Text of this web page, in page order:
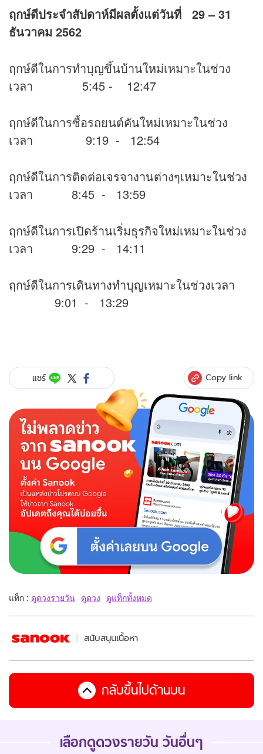
ฤกษ์ดีประจำสัปดาห์มีผลตั้งแต่วันที่ 29 – 31
ธันวาคม 2562
ฤกษ์ดีในการทำบุญขึ้นบ้านใหม่เหมาะในช่วง
เวลา 5:45 - 12:47
ฤกษ์ดีในการซื้อรถยนต์คันใหม่เหมาะในช่วง
เวลา 9:19 - 12:54
ฤกษ์ดีในการติดต่อเจรจางานต่างๆเหมาะในช่วง
เวลา 8:45 - 13:59
ฤกษ์ดีในการเปิดร้านเริ่มธุรกิจใหม่เหมาะในช่วง
เวลา 9:29 - 14:11
ฤกษ์ดีในการเดินทางทำบุญเหมาะในช่วงเวลา
9:01 - 13:29
แชร์ Copy link
แท็ก : ดูดวงรายวัน ดูดวง ดูแท็กทั้งหมด
สนับสนุนเนื้อหา
กลับขึ้นไปด้านบน
เลือกดูดวงรายวัน วันอื่นๆ